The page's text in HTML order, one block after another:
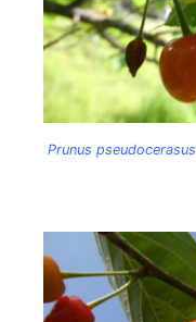
Prunus pseudocerasus